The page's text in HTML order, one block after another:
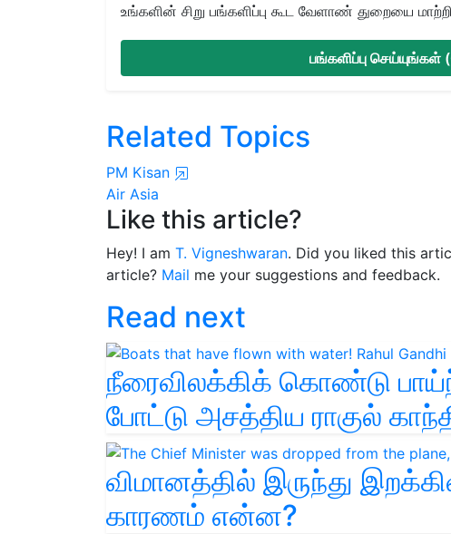
உங்களின் சிறு பங்களிப்பு கூட வேளாண் துறையை
பங்களிப்பு
Related Topics
PM Kisan
Air Asia
Like this article?
Hey! I am T. Vigneshwaran. Did you liked this
article? Mail me your suggestions and feedback.
Read next
நீரைவிலக்கிக் கொண்டு
போட்டு அசத்திய ராகுல்
விமானத்தில் இருந்து
காரணம் என்ன?